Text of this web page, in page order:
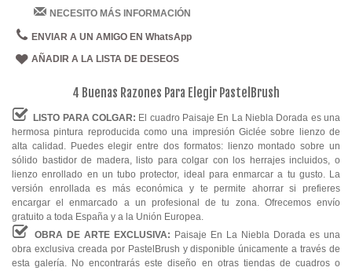
NECESITO MÁS INFORMACIÓN
ENVIAR A UN AMIGO EN WhatsApp
AÑADIR A LA LISTA DE DESEOS
4 Buenas Razones Para Elegir PastelBrush
LISTO PARA COLGAR: El cuadro Paisaje En La Niebla Dorada es una
hermosa pintura reproducida como una impresión Giclée sobre lienzo de
alta calidad. Puedes elegir entre dos formatos: lienzo montado sobre un
sólido bastidor de madera, listo para colgar con los herrajes incluidos, o
lienzo enrollado en un tubo protector, ideal para enmarcar a tu gusto. La
versión enrollada es más económica y te permite ahorrar si prefieres
encargar el enmarcado a un profesional de tu zona. Ofrecemos envío
gratuito a toda España y a la Unión Europea.
OBRA DE ARTE EXCLUSIVA: Paisaje En La Niebla Dorada es una
obra exclusiva creada por PastelBrush y disponible únicamente a través de
esta galería. No encontrarás este diseño en otras tiendas de cuadros o